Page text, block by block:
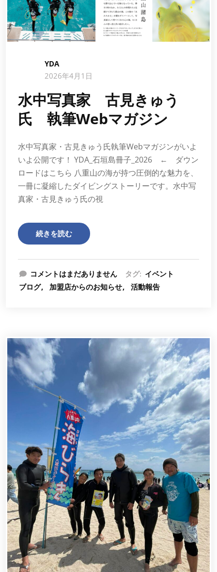
YDA
2026年4月1日
水中写真家 古見きゅう
氏 執筆Webマガジン
水中写真家・古見きゅう氏執筆Webマガジンがいよ
いよ公開です！ YDA_石垣島冊子_2026 ← ダウン
ロードはこちら 八重山の海が持つ圧倒的な魅力を、
一冊に凝縮したダイビングストーリーです。水中写
真家・古見きゅう氏の視
続きを読む
コメントはまだありません タグ: イベント
ブログ
加盟店からのお知らせ 活動報告